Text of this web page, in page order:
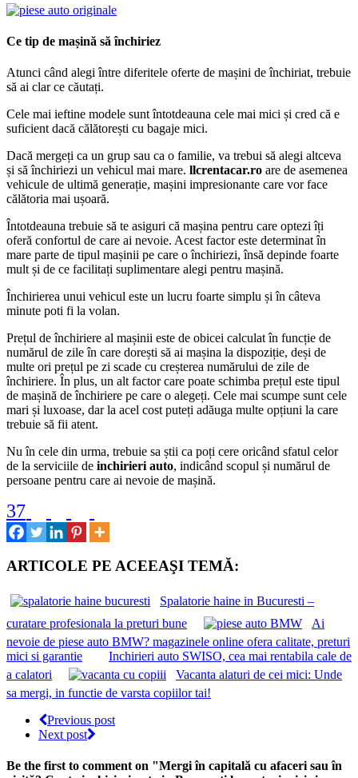
Ce tip de mașină să închiriez
Atunci când alegi între diferitele oferte de mașini de închiriat, trebuie
să ai clar ce căutați.
Cele mai ieftine modele sunt întotdeauna cele mai mici și cred că e
suficient dacă călătorești cu bagaje mici.
Dacă mergeți ca un grup sau ca o familie, va trebui să alegi altceva
și să închiriezi un vehicul mai mare. llcrentacar.ro are de asemenea
vehicule de ultimă generație, mașini impresionante care vor face
călătoria mai ușoară.
Întotdeauna trebuie să te asiguri că mașina pentru care optezi îți
oferă confortul de care ai nevoie. Acest factor este determinat în
mare parte de tipul mașinii pe care o închiriezi, însă depinde foarte
mult și de ce facilitați suplimentare alegi pentru mașină.
Închirierea unui vehicul este un lucru foarte simplu și în câteva
minute poti fi la volan.
Prețul de închiriere al mașinii este de obicei calculat în funcție de
numărul de zile în care dorești să ai mașina la dispoziție, deși de
multe ori prețul pe zi scade cu creșterea numărului de zile de
închiriere. În plus, un alt factor care poate schimba prețul este tipul
de mașină de închiriere pe care o alegeți. Cele mai scumpe sunt cele
mari și luxoase, dar la acel cost puteți adăuga multe opțiuni la care
trebuie să fii atent.
Nu în cele din urma, trebuie sa știi ca poți cere oricând sfatul celor
de la serviciile de inchirieri auto, indicând scopul și numărul de
persoane pentru care ai nevoie de mașină.
37
ARTICOLE PE ACEEAŞI TEMĂ:
Spalatorie haine in Bucuresti –
curatare profesionala la preturi bune
Ai
nevoie de piese auto BMW? magazinele online ofera calitate, preturi
mici si garantie
Inchirieri auto SWISO, cea mai rentabila cale de
a calatori
Vacanta alaturi de cei mici: Unde
sa mergi, in functie de varsta copiilor tai!
Previous post
Next post
Be the first to comment on "Mergi în capitală cu afaceri sau în